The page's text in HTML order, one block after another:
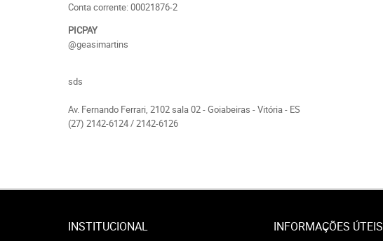
Conta corrente: 00021876-2
PICPAY
@geasimartins
sds
Av. Fernando Ferrari, 2102 sala 02 - Goiabeiras - Vitória - ES
(27) 2142-6124 / 2142-6126
INSTITUCIONAL INFORMAÇÕES ÚTEIS